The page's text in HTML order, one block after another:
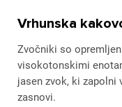
Vrhunska
Zvočniki so
visokotonskimi
jasen zvok, ki
zasnovi.